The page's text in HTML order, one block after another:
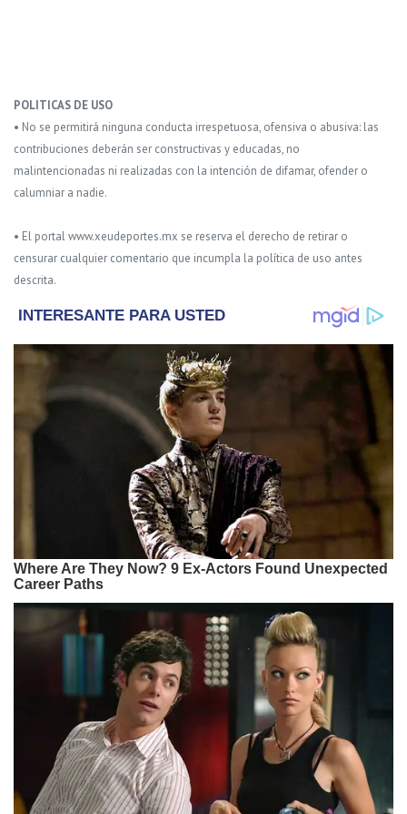
POLITICAS DE USO
• No se permitirá ninguna conducta irrespetuosa, ofensiva o abusiva: las
contribuciones deberán ser constructivas y educadas, no
malintencionadas ni realizadas con la intención de difamar, ofender o
calumniar a nadie.
• El portal www.xeudeportes.mx se reserva el derecho de retirar o
censurar cualquier comentario que incumpla la política de uso antes
descrita.